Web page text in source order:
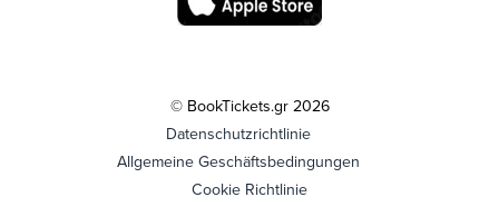
© BookTickets.gr 2026
Datenschutzrichtlinie
Allgemeine Geschäftsbedingungen
Cookie Richtlinie